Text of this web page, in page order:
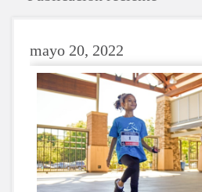
mayo 20, 2022